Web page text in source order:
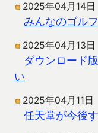
2025年04月14日
みんなのゴルフ
2025年04月13日
ダウンロード
い
2025年04月11日
任天堂が今後